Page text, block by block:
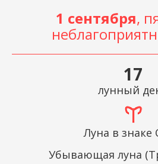
1 сентября,
17
лунный
Луна в знаке
Убывающая луна